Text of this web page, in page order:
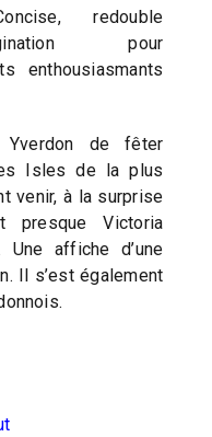
redouble
pour
enthousiasmants
de fêter
Isles de la plus
venir, à la surprise
presque Victoria
Une affiche d’une
Il s’est également